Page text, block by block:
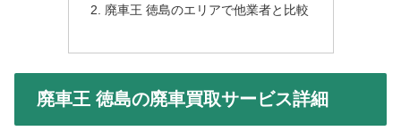
廃車王 徳島のエリアで他業者と比較
廃車王 徳島の廃車買取サービス詳細